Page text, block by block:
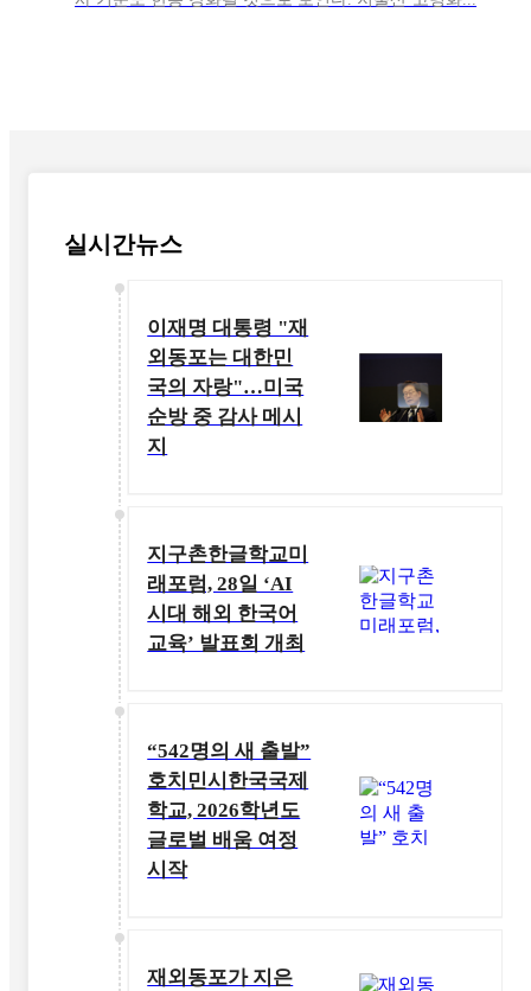
실시간뉴스
이재명 대통령 "재
외동포는 대한민
국의 자랑"…미국
순방 중 감사 메시
지
지구촌한글학교미
래포럼, 28일 ‘AI
시대 해외 한국어
교육’ 발표회 개최
“542명의 새 출발”
호치민시한국국제
학교, 2026학년도
글로벌 배움 여정
시작
재외동포가 지은